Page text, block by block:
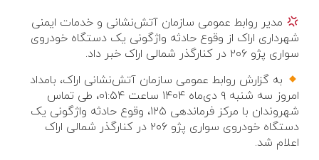
مدیر روابط عمومی سازمان آتش‌نشانی و خدمات ایمنی
شهرداری اراک از وقوع حادثه واژگونی یک دستگاه خودروی
سواری پژو ۲۰۶ در کنارگذر شمالی اراک خبر داد.
به گزارش روابط عمومی سازمان آتش‌نشانی اراک، بامداد
امروز سه شنبه ۹ دی‌ماه ۱۴۰۴ ساعت ۰۱:۵۴، طی تماس
شهروندان با مرکز فرماندهی ۱۲۵، وقوع حادثه واژگونی یک
دستگاه خودروی سواری پژو ۲۰۶ در کنارگذر شمالی اراک
اعلام شد.